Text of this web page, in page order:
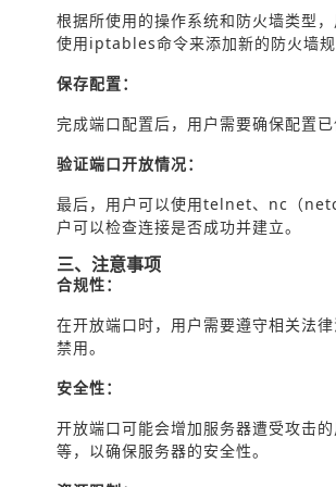
根据所使用的操作系统和防火墙类型
使用iptables命令来添加新的防火墙规
保存配置：
完成端口配置后，用户需要确保配置
验证端口开放情况：
最后，用户可以使用telnet、nc（
户可以检查连接是否成功并建立。
三、注意事项
合规性：
在开放端口时，用户需要遵守相关法
禁用。
安全性：
开放端口可能会增加服务器遭受攻击
等，以确保服务器的安全性。